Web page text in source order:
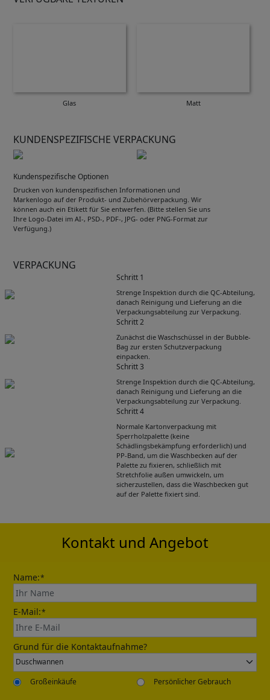
Glas Matt
KUNDENSPEZIFISCHE VERPACKUNG
Kundenspezifische Optionen
Drucken von kundenspezifischen Informationen und
Markenlogo auf der Produkt- und Zubehörverpackung. Wir
können auch ein Etikett für Sie entwerfen. (Bitte stellen Sie uns
Ihre Logo-Datei im AI-, PSD-, PDF-, JPG- oder PNG-Format zur
Verfügung.)
VERPACKUNG
Schritt 1
Strenge Inspektion durch die QC-Abteilung,
danach Reinigung und Lieferung an die
Verpackungsabteilung zur Verpackung.
Schritt 2
Zunächst die Waschschüssel in der Bubble-
Bag zur ersten Schutzverpackung
einpacken.
Schritt 3
Strenge Inspektion durch die QC-Abteilung,
danach Reinigung und Lieferung an die
Verpackungsabteilung zur Verpackung.
Schritt 4
Normale Kartonverpackung mit
Sperrholzpalette (keine
Schädlingsbekämpfung erforderlich) und
PP-Band, um die Waschbecken auf der
Palette zu fixieren, schließlich mit
Stretchfolie außen umwickeln, um
sicherzustellen, dass die Waschbecken gut
auf der Palette fixiert sind.
Get Catalogue
Please leave your contact information,the
Send
Kontakt und Angebot
Name:*
E-Mail:*
Grund für die Kontaktaufnahme?
Großeinkäufe Persönlicher Gebrauch